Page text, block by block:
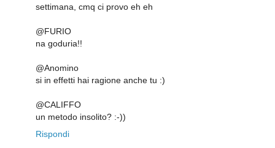
settimana, cmq ci provo eh eh
@FURIO
na goduria!!
@Anomino
si in effetti hai ragione anche tu :)
@CALIFFO
un metodo insolito? :-))
Rispondi